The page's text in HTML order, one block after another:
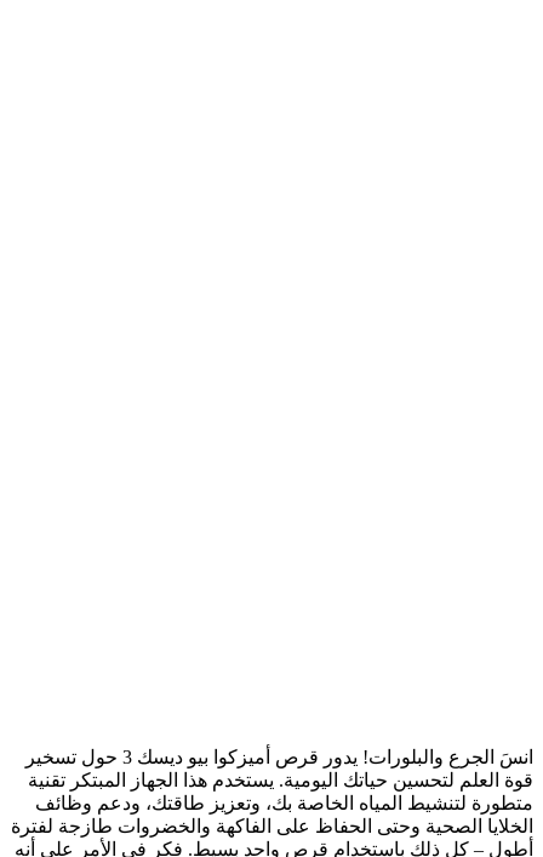
انسَ الجرع والبلورات! يدور قرص أميزكوا بيو ديسك 3 حول تسخير
قوة العلم لتحسين حياتك اليومية. يستخدم هذا الجهاز المبتكر تقنية
متطورة لتنشيط المياه الخاصة بك، وتعزيز طاقتك، ودعم وظائف
الخلايا الصحية وحتى الحفاظ على الفاكهة والخضروات طازجة لفترة
أطول – كل ذلك باستخدام قرص واحد بسيط. فكر في الأمر على أنه